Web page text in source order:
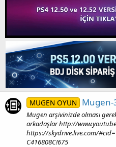
MUGEN OYUN Mugen-
Mugen arşivinizde olması
arkadaşlar http://
https://skydrive.live.com/
C416808C!675